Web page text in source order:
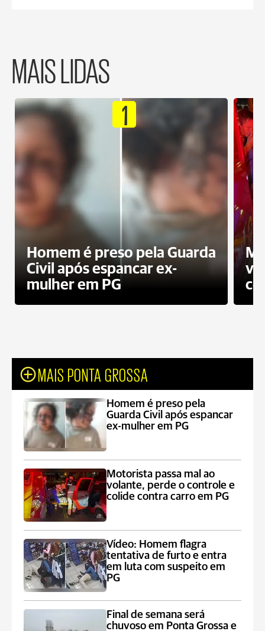
MAIS LIDAS
1
Homem é preso pela Guarda
Civil após espancar ex-
mulher em PG
MAIS PONTA GROSSA
Homem é preso pela
Guarda Civil após espancar
ex-mulher em PG
Motorista passa mal ao
volante, perde o controle e
colide contra carro em PG
Vídeo: Homem flagra
tentativa de furto e entra
em luta com suspeito em
PG
Final de semana será
chuvoso em Ponta Grossa e